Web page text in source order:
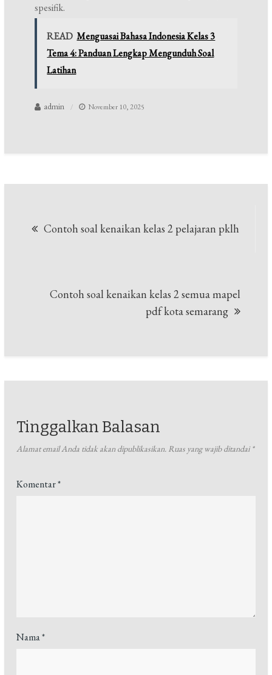
spesifik.
READ Menguasai Bahasa Indonesia Kelas 3
Tema 4: Panduan Lengkap Mengunduh Soal
Latihan
admin November 10, 2025
Contoh soal kenaikan kelas 2 pelajaran pklh
Contoh soal kenaikan kelas 2 semua mapel
pdf kota semarang
Tinggalkan Balasan
Alamat email Anda tidak akan dipublikasikan. Ruas yang wajib ditandai *
Komentar*
Nama*